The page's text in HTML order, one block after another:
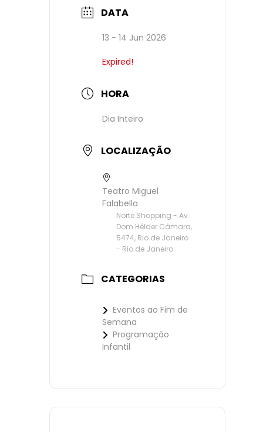
DATA
13 - 14 Jun 2026
Expired!
HORA
Dia Inteiro
LOCALIZAÇÃO
Teatro Miguel
Falabella
Norte Shopping - Av.
Dom Hélder Câmara,
5474, Rio de Janeiro
- Rio de Janeiro
CATEGORIAS
Eventos ao Fim de
Semana
Programação
Infantil